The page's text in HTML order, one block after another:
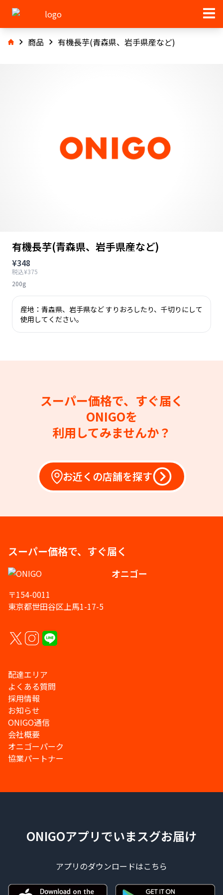
商品 有機長芋(青森県、岩手県産など)
有機長芋(青森県、岩手県産など)
¥348
税込¥375
200g
産地：青森県、岩手県など すりおろしたり、千切りにして
使用してください。
スーパー価格で、すぐ届く
ONIGOを
利用してみませんか？
お近くの店舗を探す
スーパー価格で、すぐ届く
オニゴー
〒154-0011
東京都世田谷区上馬1-17-5
配達エリア
よくある質問
採用情報
お知らせ
ONIGO通信
会社概要
オニゴーパーク
協業パートナー
ONIGOアプリでいまスグお届け
アプリのダウンロードはこちら